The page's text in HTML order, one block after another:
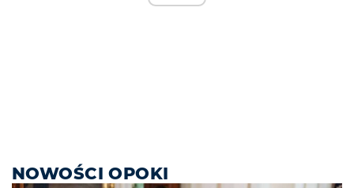
NOWOŚCI OPOKI